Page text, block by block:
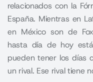
relacionados con la
España. Mientras en
en México son de
hasta día de hoy
pueden tener los días
un rival. Ese rival tiene